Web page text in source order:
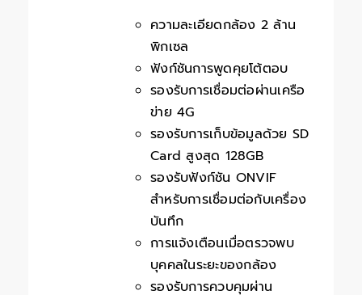
ความละเอียดกล้อง 2 ล้าน
พิกเซล
ฟังก์ชันการพูดคุยโต้ตอบ
รองรับการเชื่อมต่อผ่านเครือ
ข่าย 4G
รองรับการเก็บข้อมูลด้วย SD
Card สูงสุด 128GB
รองรับฟังก์ชัน ONVIF
สำหรับการเชื่อมต่อกับเครื่อง
บันทึก
การแจ้งเตือนเมื่อตรวจพบ
บุคคลในระยะของกล้อง
รองรับการควบคุมผ่าน